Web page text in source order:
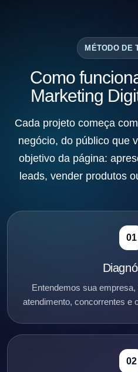
MÉTODO DE
Como
Marketing
Cada projeto começa
negócio, do público que
objetivo da página:
leads, vender produtos
01
Entendemos sua
atendimento, concorrentes e
02